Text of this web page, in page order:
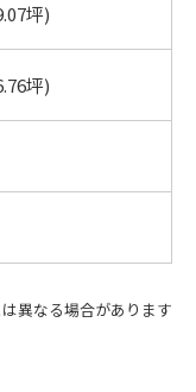
坪)
坪)
異なる場合があります